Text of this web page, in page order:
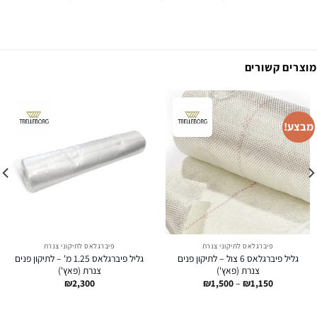
מוצרים קשורים
מבצע!
פיברגלאס לתיקוני צנרת
גליל פיברגלאס 6 צול – לתיקון פנים
צנרת (פאץ')
₪1,150
–
₪1,500 טווח
פיברגלאס לתיקוני צנרת
גליל פיברגלאס 1.25 מ' – לתיקון פנים
צנרת (פאץ')
₪2,300